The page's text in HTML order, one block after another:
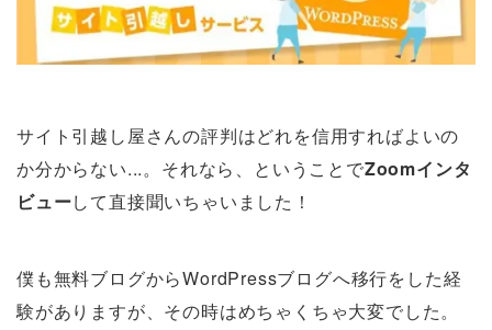
サイト引越し屋さんの評判はどれを信用すればよいの
か分からない...。それなら、ということでZoomインタ
ビューして直接聞いちゃいました！
僕も無料ブログからWordPressブログへ移行をした経
験がありますが、その時はめちゃくちゃ大変でした。